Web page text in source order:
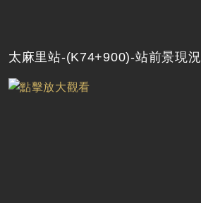
太麻里站-(K74+900)-站前景現況